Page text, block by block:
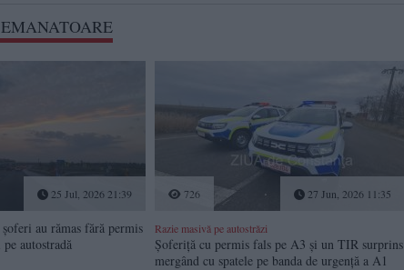
25 Jul, 2026 21:39
au rămas fără permis
autostradă
726 27 Jun, 2026 11:35
Razie masivă pe autostrăzi
Șoferiță cu permis fals pe A3 și un TIR surprins
mergând cu spatele pe banda de urgență a A1